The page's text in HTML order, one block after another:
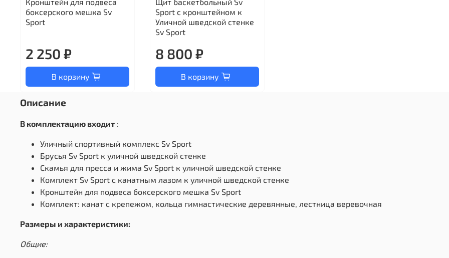
боксерского мешка Sv
Sport
2 250 ₽
В корзину
Sport c кронштейном к
Уличной шведской стенке
Sv Sport
8 800 ₽
В корзину
Описание
В комплектацию входит :
Уличный спортивный комплекс Sv Sport
Брусья Sv Sport к уличной шведской стенке
Скамья для пресса и жима Sv Sport к уличной шведской стенке
Комплект Sv Sport с канатным лазом к уличной шведской стенке
Кронштейн для подвеса боксерского мешка Sv Sport
Комплект: канат с крепежом, кольца гимнастические деревянные, лестница веревочная
Размеры и характеристики:
Общие: